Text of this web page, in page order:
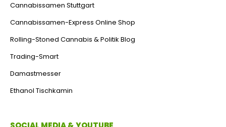
Cannabissamen Stuttgart
Cannabissamen-Express Online Shop
Rolling-Stoned Cannabis & Politik Blog
Trading-Smart
Damastmesser
Ethanol Tischkamin